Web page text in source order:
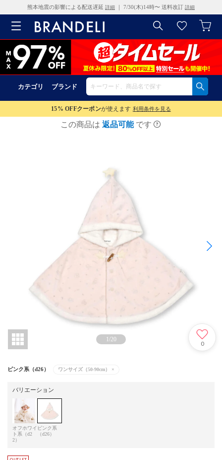
熊本地震の影響による配送遅延 詳細 ｜ 7/30(木)14時〜 送料改訂 詳細
カテゴリ ブランド
15% OFFクーポンが使えます 利用条件を見る
この商品は 返品可能 です
1/20
0
ピンク系（d26） ワンサイズ（50-90cm） ×
バリエーション
オフホワイ
ト系（d2
2）
ピンク系
（d26）